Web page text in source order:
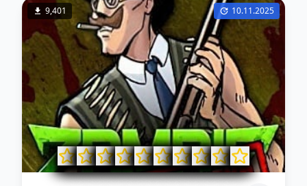
9,401 10.11.2025